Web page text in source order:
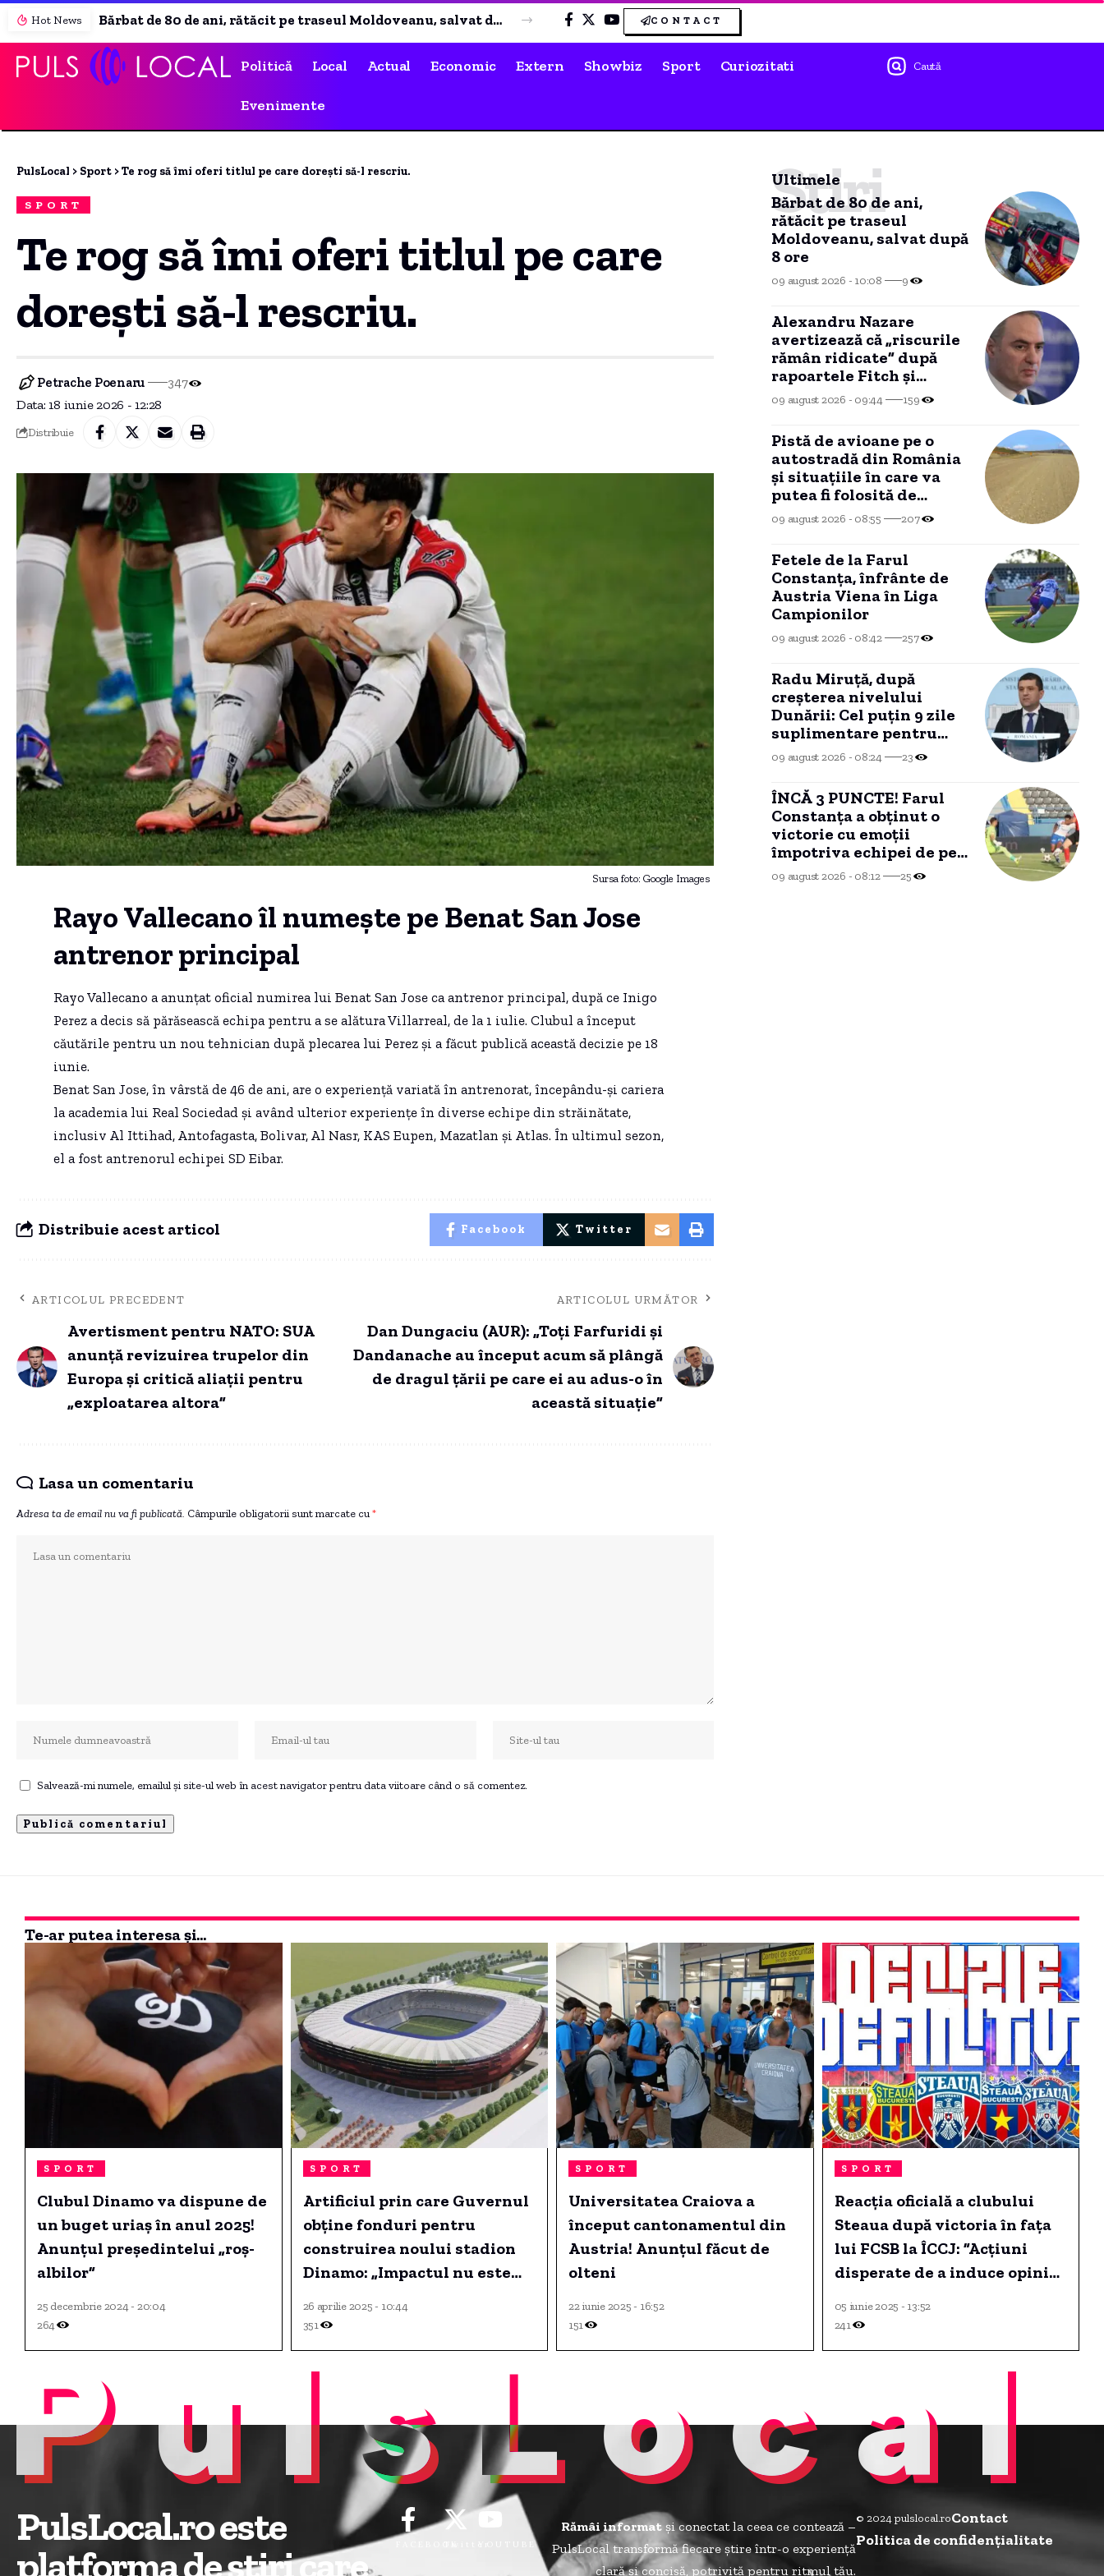
Hot News
Bărbat de 80 de ani, rătăcit pe traseul Moldoveanu, salvat după 8 ore Alexandru Nazare avertizează că „riscurile rămân ridicate” după rapoartele Fitch și Moody’s: „Nu a fost o perioadă simplă” CONTACT
Politică Local Actual Economic Extern Showbiz Sport Curiozitati
Evenimente
Caută
PulsLocal > Sport >Te rog să îmi oferi titlul pe care dorești să-l rescriu.
SPORT
Te rog să îmi oferi titlul pe care
dorești să-l rescriu.
Data: 18 iunie 2026 - 12:28
Petrache Poenaru 347
Distribuie
Sursa foto: Google Images
Rayo Vallecano îl numește pe Benat San Jose
antrenor principal
Rayo Vallecano a anunțat oficial numirea lui Benat San Jose ca antrenor principal, după ce Inigo
Perez a decis să părăsească echipa pentru a se alătura Villarreal, de la 1 iulie. Clubul a început
căutările pentru un nou tehnician după plecarea lui Perez și a făcut publică această decizie pe 18
iunie.
Benat San Jose, în vârstă de 46 de ani, are o experiență variată în antrenorat, începându-și cariera
la academia lui Real Sociedad și având ulterior experiențe în diverse echipe din străinătate,
inclusiv Al Ittihad, Antofagasta, Bolivar, Al Nasr, KAS Eupen, Mazatlan și Atlas. În ultimul sezon,
el a fost antrenorul echipei SD Eibar.
Distribuie acest articol Facebook Twitter
ARTICOLUL PRECEDENT
Avertisment pentru NATO: SUA
anunță revizuirea trupelor din
Europa și critică aliații pentru
„exploatarea altora”
ARTICOLUL URMĂTOR
Dan Dungaciu (AUR): „Toți Farfuridi și
Dandanache au început acum să plângă
de dragul țării pe care ei au adus-o în
această situație”
Lasa un comentariu
Adresa ta de email nu va fi publicată. Câmpurile obligatorii sunt marcate cu *
Salvează-mi numele, emailul și site-ul web în acest navigator pentru data viitoare când o să comentez.
Ultimele
Știri
Bărbat de 80 de ani,
rătăcit pe traseul
Moldoveanu, salvat după
8 ore
09 august 2026 - 10:08 9
Alexandru Nazare
avertizează că „riscurile
rămân ridicate” după
rapoartele Fitch și
Moody’s: „Nu a fost o
perioadă simplă”
09 august 2026 - 09:44 159
Pistă de avioane pe o
autostradă din România
și situațiile în care va
putea fi folosită de
aeronave pentru
aterizare.
09 august 2026 - 08:55 207
Fetele de la Farul
Constanța, înfrânte de
Austria Viena în Liga
Campionilor
09 august 2026 - 08:42 257
Radu Miruță, după
creșterea nivelului
Dunării: Cel puțin 9 zile
suplimentare pentru
Unitatea 2 de la
Cernavodă
09 august 2026 - 08:24 23
ÎNCĂ 3 PUNCTE! Farul
Constanța a obținut o
victorie cu emoții
împotriva echipei de pe
ultimul loc
09 august 2026 - 08:12 25
Te-ar putea interesa și...
SPORT
Clubul Dinamo va dispune de
un buget uriaș în anul 2025!
Anunțul președintelui „roș-
albilor”
25 decembrie 2024 - 20:04
264
SPORT
Artificiul prin care Guvernul
obține fonduri pentru
construirea noului stadion
Dinamo: „Impactul nu este
26 aprilie 2025 - 10:44
351
SPORT
Universitatea Craiova a
început cantonamentul din
Austria! Anunțul făcut de
olteni
22 iunie 2025 - 16:52
151
SPORT
Reacția oficială a clubului
Steaua după victoria în fața
lui FCSB la ÎCCJ: ”Acțiuni
disperate de a induce opinia
05 iunie 2025 - 13:52
241
PulsLocal
PulsLocal.ro este
platforma de știri care
YOUTUBE
Rămâi informatși conectat la ceea ce contează –
PulsLocal transformă fiecare știre într-o experiență
clară și concisă, potrivită pentru ritmul tău.
© 2024 pulslocal.roContact
Politica de confidenţialitate